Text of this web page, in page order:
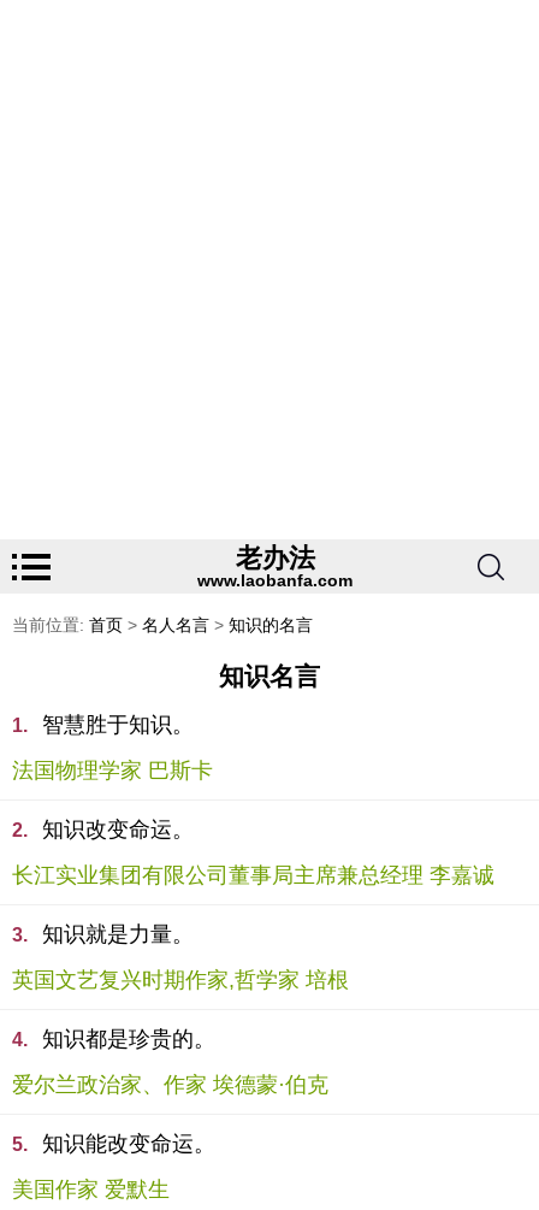
老办法
www.laobanfa.com
当前位置: 首页 > 名人名言 > 知识的名言
知识名言
1.
智慧胜于知识。
法国物理学家 巴斯卡
2.
知识改变命运。
长江实业集团有限公司董事局主席兼总经理 李嘉诚
3.
知识就是力量。
英国文艺复兴时期作家,哲学家 培根
4.
知识都是珍贵的。
爱尔兰政治家、作家 埃德蒙·伯克
5.
知识能改变命运。
美国作家 爱默生